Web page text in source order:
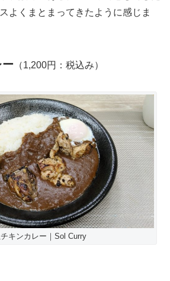
よくまとまってきたように感じま
（1,200円：税込み）
キンカレー｜Sol Curry